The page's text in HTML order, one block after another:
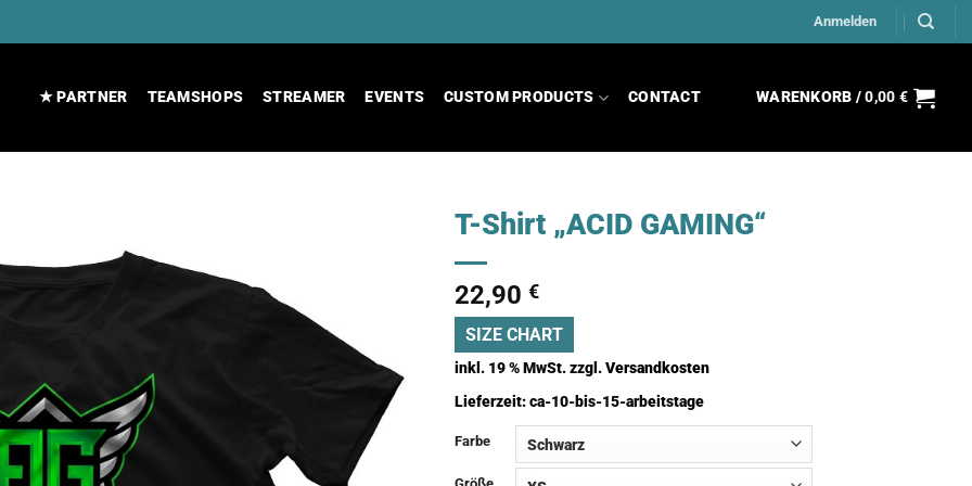
Anmelden
★ PARTNER TEAMSHOPS STREAMER EVENTS CUSTOM PRODUCTS CONTACT WARENKORB /0,00 €
T-Shirt „ACID GAMING“
22,90 €
SIZE CHART
inkl. 19 % MwSt.zzgl.Versandkosten
Lieferzeit:ca-10-bis-15-arbeitstage
Farbe